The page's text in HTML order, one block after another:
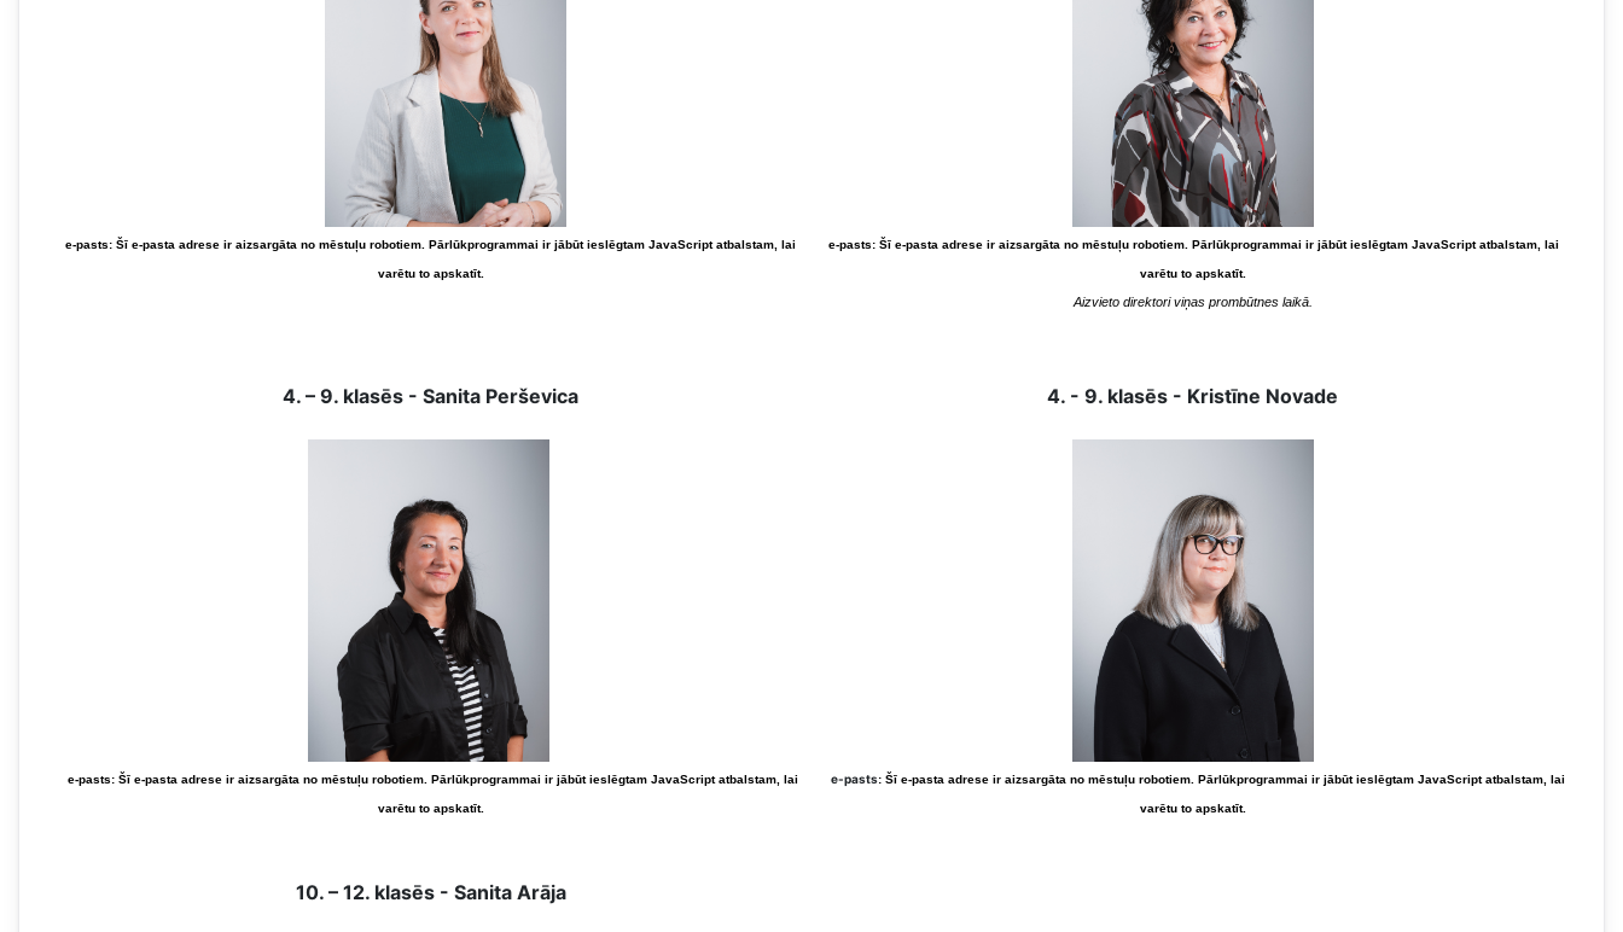
e-pasts: Šī e-pasta adrese ir aizsargāta no mēstuļu robotiem. Pārlūkprogrammai ir jābūt ieslēgtam JavaScript atbalstam, lai
varētu to apskatīt.
e-pasts: Šī e-pasta adrese ir aizsargāta no mēstuļu robotiem. Pārlūkprogrammai ir jābūt ieslēgtam JavaScript atbalstam, lai
varētu to apskatīt.
Aizvieto direktori viņas prombūtnes laikā.
4. – 9. klasēs - Sanita Perševica
e-pasts: Šī e-pasta adrese ir aizsargāta no mēstuļu robotiem. Pārlūkprogrammai ir jābūt ieslēgtam JavaScript atbalstam, lai
varētu to apskatīt.
4. - 9. klasēs - Kristīne Novade
e-pasts: Šī e-pasta adrese ir aizsargāta no mēstuļu robotiem. Pārlūkprogrammai ir jābūt ieslēgtam JavaScript atbalstam, lai
varētu to apskatīt.
10. – 12. klasēs - Sanita Arāja